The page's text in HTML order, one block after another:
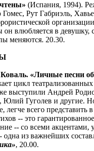
(Испания, 1994).
Гомес, Рут Габриэль,
он влюбляется в девушку,
меняются. 20.30.
«Личные песни об
цикл
выступили Андрей
Юлий Гуголев и другие.
легче всего
-- это
-- со всеми
одна из важнейших
, 20.00.